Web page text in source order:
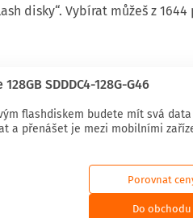
disky“. Vybírat můžeš z
SDDDC4-128G-G46
flashdiskem budete mít svá data
a přenášet je mezi mobilními
Porovnat
Do obchodu